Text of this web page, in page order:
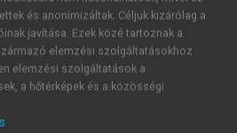
a jogsértésbe, amennyiben
jogosult az adott
rendelkezésre. A német
szerint a sértett
orvosi beavatkozás az
amennyiben a beavatkozás
és anonimizáltak. Céljuk kizárólag a
javítása. Ezek közé tartoznak a
elemzési szolgáltatásokhoz
elemzési szolgáltatások a
a hőtérképek és a közösségi